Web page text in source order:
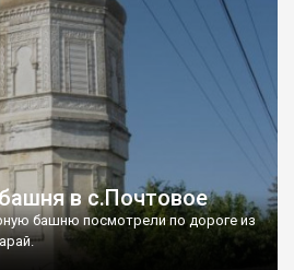
в с.Почтовое
башню посмотрели по дороге из